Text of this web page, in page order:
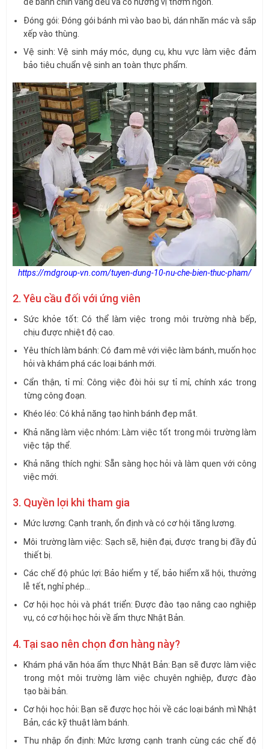
để bánh chín vàng đều và có hương vị thơm ngon.
Đóng gói: Đóng gói bánh mì vào bao bì, dán nhãn mác và sắp
xếp vào thùng.
Vệ sinh: Vệ sinh máy móc, dụng cụ, khu vực làm việc đảm
bảo tiêu chuẩn vệ sinh an toàn thực phẩm.
https://mdgroup-vn.com/tuyen-dung-10-nu-che-bien-thuc-pham/
2. Yêu cầu đối với ứng viên
Sức khỏe tốt: Có thể làm việc trong môi trường nhà bếp,
chịu được nhiệt độ cao.
Yêu thích làm bánh: Có đam mê với việc làm bánh, muốn học
hỏi và khám phá các loại bánh mới.
Cẩn thận, tỉ mỉ: Công việc đòi hỏi sự tỉ mỉ, chính xác trong
từng công đoạn.
Khéo léo: Có khả năng tạo hình bánh đẹp mắt.
Khả năng làm việc nhóm: Làm việc tốt trong môi trường làm
việc tập thể.
Khả năng thích nghi: Sẵn sàng học hỏi và làm quen với công
việc mới.
3. Quyền lợi khi tham gia
Mức lương: Cạnh tranh, ổn định và có cơ hội tăng lương.
Môi trường làm việc: Sạch sẽ, hiện đại, được trang bị đầy đủ
thiết bị.
Các chế độ phúc lợi: Bảo hiểm y tế, bảo hiểm xã hội, thưởng
lễ tết, nghỉ phép…
Cơ hội học hỏi và phát triển: Được đào tạo nâng cao nghiệp
vụ, có cơ hội học hỏi về ẩm thực Nhật Bản.
4. Tại sao nên chọn đơn hàng này?
Khám phá văn hóa ẩm thực Nhật Bản: Bạn sẽ được làm việc
trong một môi trường làm việc chuyên nghiệp, được đào
tạo bài bản.
Cơ hội học hỏi: Bạn sẽ được học hỏi về các loại bánh mì Nhật
Bản, các kỹ thuật làm bánh.
Thu nhập ổn định: Mức lương cạnh tranh cùng các chế độ